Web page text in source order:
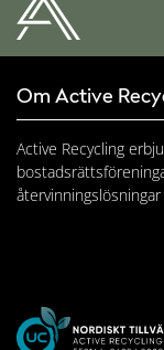
Om Active
Active Recycling